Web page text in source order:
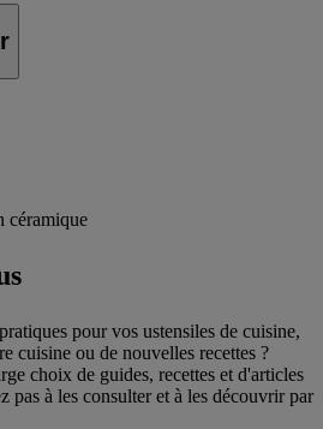
pour vos ustensiles de cuisine,
cuisine ou de nouvelles recettes ?
choix de guides, recettes et d'articles
pas à les consulter et à les découvrir par